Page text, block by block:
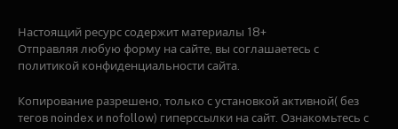
Настоящий ресурс содержит материалы 18+
Отправляя любую форму на сайте, вы соглашаетесь с
политикой конфиденциальности сайта.
Копирование разрешено, только с установкой активной( без
тегов noindex и nofollow) гиперссылки на сайт. Ознакомьтесь с